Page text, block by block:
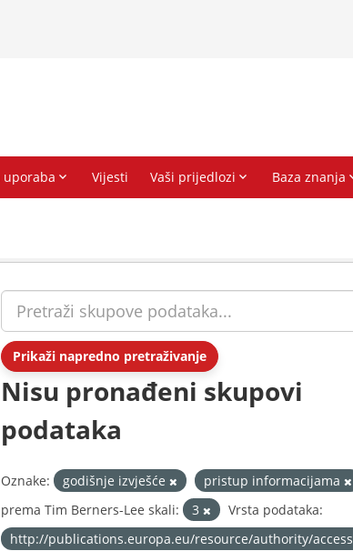
Prikaži napredno pretraživanje
Nisu pronađeni skupovi
podataka
Oznake: godišnje izvješće pristup informacijama
prema Tim Berners-Lee skali:
3
Vrsta podataka:
http://publications.europa.eu/resource/authority/